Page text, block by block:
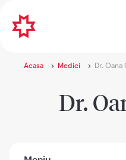
Acasa Medici Dr. Oana
Dr.